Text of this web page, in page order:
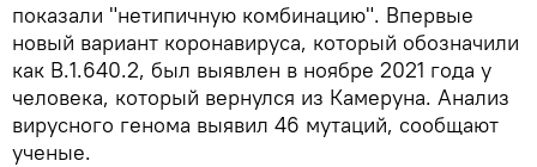
показали "нетипичную комбинацию". Впервые
новый вариант коронавируса, который обозначили
как B.1.640.2, был выявлен в ноябре 2021 года у
человека, который вернулся из Камеруна. Анализ
вирусного генома выявил 46 мутаций, сообщают
ученые.